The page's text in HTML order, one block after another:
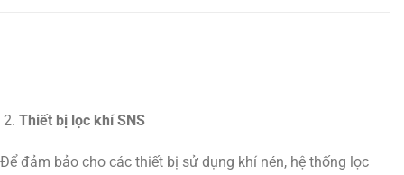
Thiết bị lọc khí SNS
Để đảm bảo cho các thiết bị sử dụng khí nén, hệ thống lọc